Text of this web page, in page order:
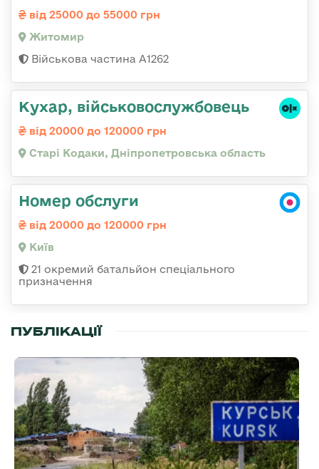
від 25000 до 55000 грн
Житомир
Військова частина А1262
Кухар, військовослужбовець
від 20000 до 120000 грн
Старі Кодаки, Дніпропетровська область
Номер обслуги
від 20000 до 120000 грн
Київ
21 окремий батальйон спеціального
призначення
ПУБЛІКАЦІЇ